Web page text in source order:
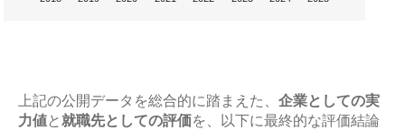
上記の公開データを総合的に踏まえた、 企業としての実
力値と就職先としての評価を、以下に最終的な評価結論